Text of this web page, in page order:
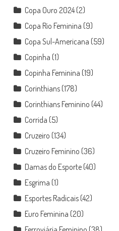
Copa Ouro 2024(2)
Copa Rio Feminina (9)
Copa Sul-Americana (59)
Copinha (1)
Copinha Feminina (19)
Corinthians(178)
Corinthians Feminino (44)
Corrida (5)
Cruzeiro (134)
Cruzeiro Feminino (36)
Damas do Esporte(40)
Esgrima (1)
Esportes Radicais(42)
Euro Feminina (20)